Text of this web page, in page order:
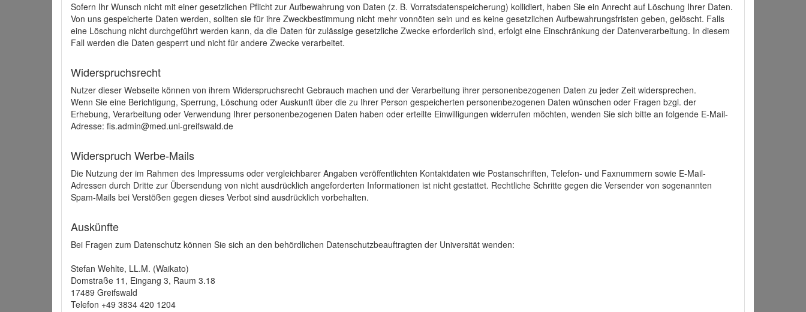
Sofern Ihr Wunsch nicht mit einer gesetzlichen Pflicht zur Aufbewahrung von Daten (z. B. Vorratsdatenspeicherung) kollidiert, haben Sie ein Anrecht auf Löschung Ihrer Daten.
Von uns gespeicherte Daten werden, sollten sie für ihre Zweckbestimmung nicht mehr vonnöten sein und es keine gesetzlichen Aufbewahrungsfristen geben, gelöscht. Falls
eine Löschung nicht durchgeführt werden kann, da die Daten für zulässige gesetzliche Zwecke erforderlich sind, erfolgt eine Einschränkung der Datenverarbeitung. In diesem
Fall werden die Daten gesperrt und nicht für andere Zwecke verarbeitet.
Widerspruchsrecht
Nutzer dieser Webseite können von ihrem Widerspruchsrecht Gebrauch machen und der Verarbeitung ihrer personenbezogenen Daten zu jeder Zeit widersprechen.
Wenn Sie eine Berichtigung, Sperrung, Löschung oder Auskunft über die zu Ihrer Person gespeicherten personenbezogenen Daten wünschen oder Fragen bzgl. der
Erhebung, Verarbeitung oder Verwendung Ihrer personenbezogenen Daten haben oder erteilte Einwilligungen widerrufen möchten, wenden Sie sich bitte an folgende E-Mail-
Adresse: fis.admin@med.uni-greifswald.de
Widerspruch Werbe-Mails
Die Nutzung der im Rahmen des Impressums oder vergleichbarer Angaben veröffentlichten Kontaktdaten wie Postanschriften, Telefon- und Faxnummern sowie E-Mail-
Adressen durch Dritte zur Übersendung von nicht ausdrücklich angeforderten Informationen ist nicht gestattet. Rechtliche Schritte gegen die Versender von sogenannten
Spam-Mails bei Verstößen gegen dieses Verbot sind ausdrücklich vorbehalten.
Auskünfte
Bei Fragen zum Datenschutz können Sie sich an den behördlichen Datenschutzbeauftragten der Universität wenden:
Stefan Wehlte, LL.M. (Waikato)
Domstraße 11, Eingang 3, Raum 3.18
17489 Greifswald
Telefon +49 3834 420 1204